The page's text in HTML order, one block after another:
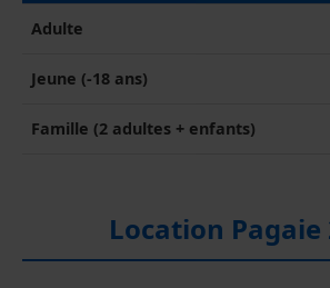
Adulte
Jeune (-18 ans)
Famille (2 adultes + enfants)
Location Pagaie